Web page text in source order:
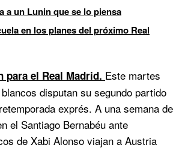
a un Lunin que se lo piensa
en los planes del próximo Real
para el Real Madrid. Este martes
disputan su segundo partido
exprés. A una semana de
el Santiago Bernabéu ante
de Xabi Alonso viajan a Austria